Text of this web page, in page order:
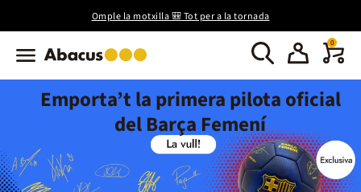
Omple la motxilla 🎒 Tot per a la tornada
0
Emporta’t la primera pilota oficial
del Barça Femení